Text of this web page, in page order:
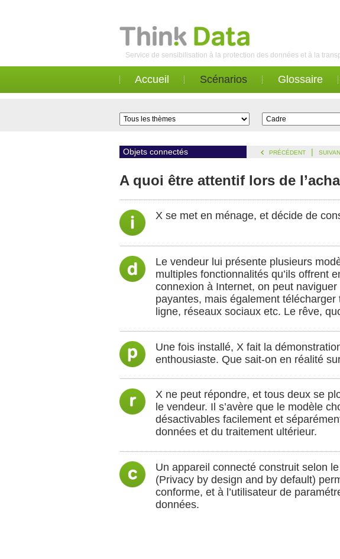
Service de sensibilisation à la protection des données et à la
Accueil Scénarios Glossaire
Objets connectés PRÉCÉDENT |
A quoi être attentif lors de
X se met en ménage, et décide de
Le vendeur lui présente plusieurs
multiples fonctionnalités qu’ils offrent
connexion à Internet, on peut
payantes, mais également
ligne, réseaux sociaux etc. Le rêve,
Une fois installé, X fait la
enthousiaste. Que sait-on en réalité
X ne peut répondre, et tous deux se
le vendeur. Il s’avère que le modèle
désactivables facilement et
données et du traitement ultérieur.
Un appareil connecté construit selon
(Privacy by design and by default)
conforme, et à l’utilisateur de
données.